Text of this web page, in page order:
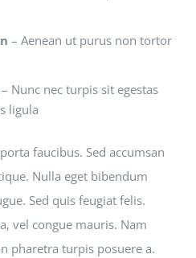
– Aenean ut purus non tortor
– Nunc nec turpis sit egestas
ligula
faucibus. Sed accumsan
Nulla eget bibendum
Sed quis feugiat felis.
vel congue mauris. Nam
pharetra turpis posuere a.